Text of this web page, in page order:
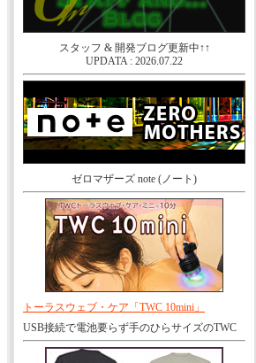
スタッフ & 開発ブログ更新中↑↑
UPDATA : 2026.07.22
ゼロマザーズ note (ノート)
トーラスウェブ・ケア「TWC 10mini」
USB接続で電池要らず手のひらサイズのTWC